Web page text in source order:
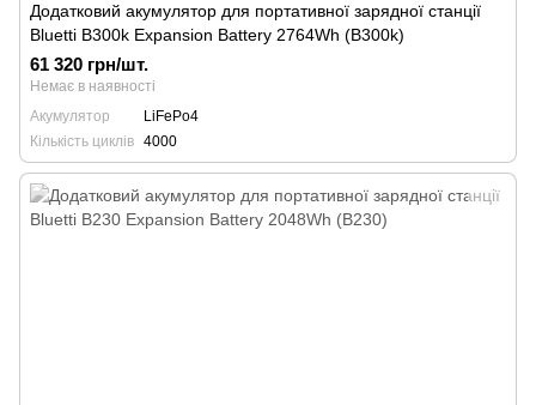
Додатковий акумулятор для портативної зарядної станції
Bluetti B300k Expansion Battery 2764Wh (В300k)
61 320 грн/шт.
Немає в наявності
Акумулятор
LiFePo4
Кількість циклів 4000